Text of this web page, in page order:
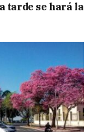
tarde se hará la